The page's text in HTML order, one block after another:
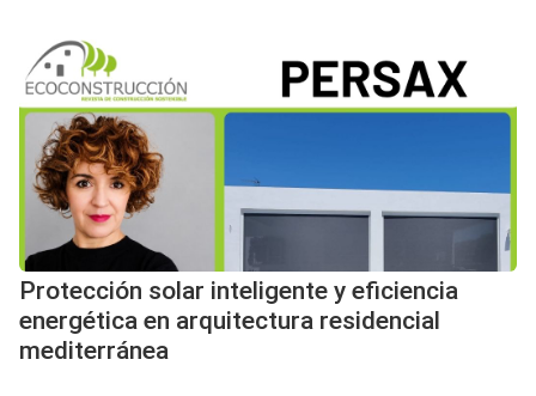
Protección solar inteligente y eficiencia
energética en arquitectura residencial
mediterránea